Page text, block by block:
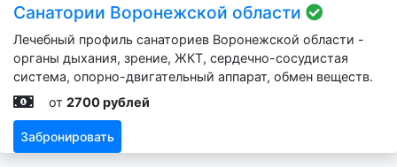
Санатории Воронежской области
Лечебный профиль санаториев Воронежской области -
органы дыхания, зрение, ЖКТ, сердечно-сосудистая
система, опорно-двигательный аппарат, обмен веществ.
от 2700 рублей
Забронировать